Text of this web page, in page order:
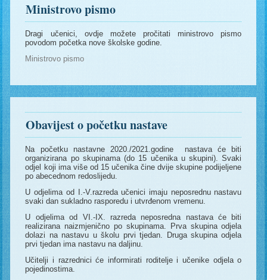
Ministrovo pismo
Dragi učenici, ovdje možete pročitati ministrovo pismo
povodom početka nove školske godine.
Ministrovo pismo
Obavijest o početku nastave
Na početku nastavne 2020./2021.godine nastava će biti
organizirana po skupinama (do 15 učenika u skupini). Svaki
odjel koji ima više od 15 učenika čine dvije skupine podijeljene
po abecednom redoslijedu.
U odjelima od I.-V.razreda učenici imaju neposrednu nastavu
svaki dan sukladno rasporedu i utvrđenom vremenu.
U odjelima od VI.-IX. razreda neposredna nastava će biti
realizirana naizmjenično po skupinama. Prva skupina odjela
dolazi na nastavu u školu prvi tjedan. Druga skupina odjela
prvi tjedan ima nastavu na daljinu.
Učitelji i razrednici će informirati roditelje i učenike odjela o
pojedinostima.